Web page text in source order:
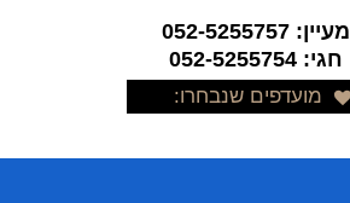
מעיין: 052-5255757
חגי: 052-5255754
מועדפים שנבחרו: